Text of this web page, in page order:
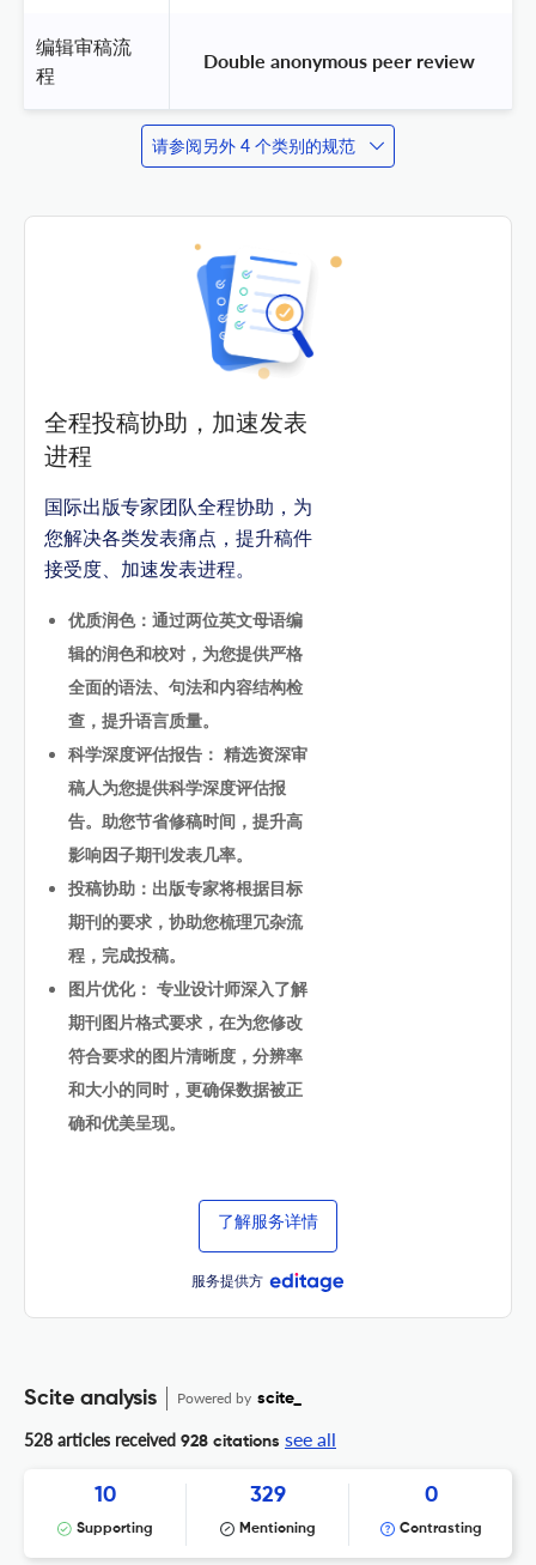
编辑审稿流
程
Double anonymous peer review
请参阅另外 4 个类别的规范
全程投稿协助，加速发表
进程
国际出版专家团队全程协助，为
您解决各类发表痛点，提升稿件
接受度、加速发表进程。
优质润色：通过两位英文母语编
辑的润色和校对，为您提供严格
全面的语法、句法和内容结构检
查，提升语言质量。
科学深度评估报告： 精选资深审
稿人为您提供科学深度评估报
告。助您节省修稿时间，提升高
影响因子期刊发表几率。
投稿协助：出版专家将根据目标
期刊的要求，协助您梳理冗杂流
程，完成投稿。
图片优化： 专业设计师深入了解
期刊图片格式要求，在为您修改
符合要求的图片清晰度，分辨率
和大小的同时，更确保数据被正
确和优美呈现。
了解服务详情
服务提供方
Scite analysis Powered by scite_
528 articles received 928 citations see all
10
Supporting
329
Mentioning
0
Contrasting